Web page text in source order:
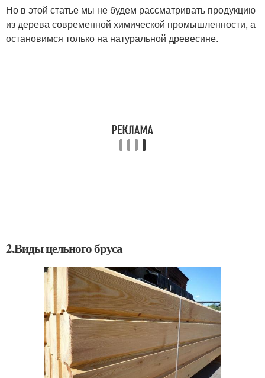
Но в этой статье мы не будем рассматривать продукцию
из дерева современной химической промышленности, а
остановимся только на натуральной древесине.
2.Виды цельного бруса